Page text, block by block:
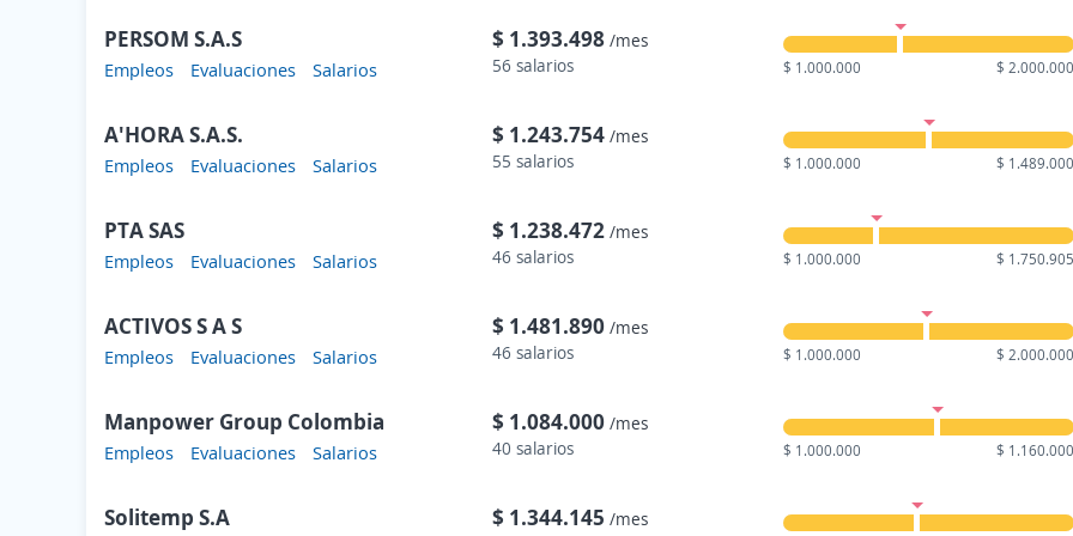
PERSOM S.A.S
Empleos Evaluaciones Salarios
$ 1.393.498 /mes
56 salarios
$ 1.000.000 $ 2.000.000
A'HORA S.A.S.
Empleos Evaluaciones Salarios
$ 1.243.754 /mes
55 salarios
$ 1.000.000 $ 1.489.000
PTA SAS
Empleos Evaluaciones Salarios
$ 1.238.472 /mes
46 salarios
$ 1.000.000 $ 1.750.905
ACTIVOS S A S
Empleos Evaluaciones Salarios
$ 1.481.890 /mes
46 salarios
$ 1.000.000 $ 2.000.000
Manpower Group Colombia
Empleos Evaluaciones Salarios
$ 1.084.000 /mes
40 salarios
$ 1.000.000 $ 1.160.000
Solitemp S.A $ 1.344.145 /mes